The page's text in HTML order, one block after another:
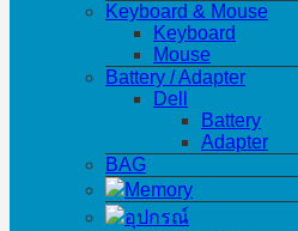
Keyboard & Mouse
Keyboard
Mouse
Battery / Adapter
Dell
Battery
Adapter
BAG
Memory
อุปกรณ์